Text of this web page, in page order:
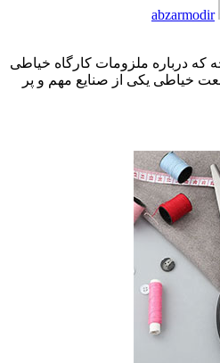
abzarmodir
که درباره ملزومات کارگاه خیاطی
خیاطی یکی از صنایع مهم و پر